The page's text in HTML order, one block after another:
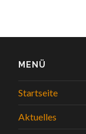
MENÜ
Startseite
Aktuelles